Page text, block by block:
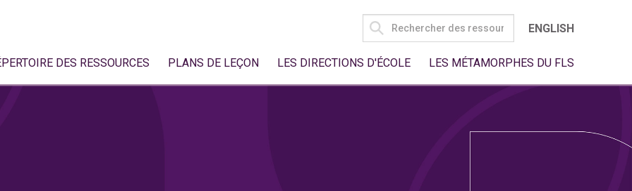
SEARCH
FOR:
ENGLISH
DES RESSOURCES PLANS DE LEÇON LES DIRECTIONS D'ÉCOLE LES MÉTAMORPHES DU FLS